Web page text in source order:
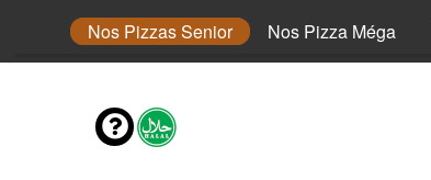
Nos Pizzas Senior Nos Pizza Méga